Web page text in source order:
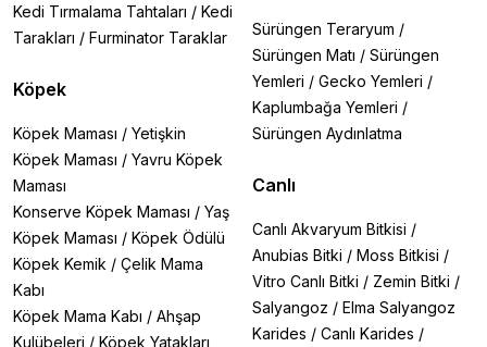
Kedi Tırmalama Tahtaları / Kedi
Tarakları / Furminator Taraklar
Köpek
Köpek Maması / Yetişkin
Köpek Maması / Yavru Köpek
Maması
Konserve Köpek Maması / Yaş
Köpek Maması / Köpek Ödülü
Köpek Kemik / Çelik Mama
Kabı
Köpek Mama Kabı / Ahşap
Kulübeleri / Köpek Yatakları
Sürüngen Teraryum /
Sürüngen Matı / Sürüngen
Yemleri / Gecko Yemleri /
Kaplumbağa Yemleri /
Sürüngen Aydınlatma
Canlı
Canlı Akvaryum Bitkisi /
Anubias Bitki / Moss Bitkisi /
Vitro Canlı Bitki / Zemin Bitki /
Salyangoz / Elma Salyangoz
Karides / Canlı Karides /